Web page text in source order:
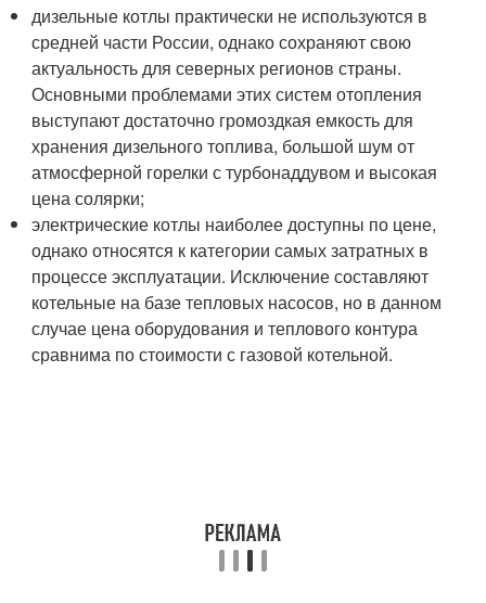
дизельные котлы практически не используются в
средней части России, однако сохраняют свою
актуальность для северных регионов страны.
Основными проблемами этих систем отопления
выступают достаточно громоздкая емкость для
хранения дизельного топлива, большой шум от
атмосферной горелки с турбонаддувом и высокая
цена солярки;
электрические котлы наиболее доступны по цене,
однако относятся к категории самых затратных в
процессе эксплуатации. Исключение составляют
котельные на базе тепловых насосов, но в данном
случае цена оборудования и теплового контура
сравнима по стоимости с газовой котельной.